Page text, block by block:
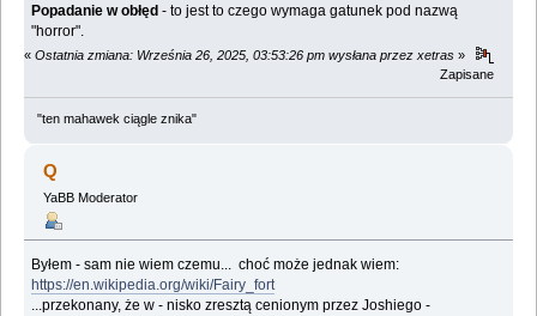
Popadanie w obłęd - to jest to czego wymaga gatunek pod nazwą
"horror".
« Ostatnia zmiana: Września 26, 2025, 03:53:26 pm wysłana przez xetras »
Zapisane
"ten mahawek ciągle znika"
Q
YaBB Moderator
Byłem - sam nie wiem czemu... choć może jednak wiem:
https://en.wikipedia.org/wiki/Fairy_fort
...przekonany, że w - nisko zresztą cenionym przez Joshiego -